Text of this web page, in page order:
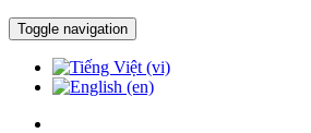
Toggle navigation